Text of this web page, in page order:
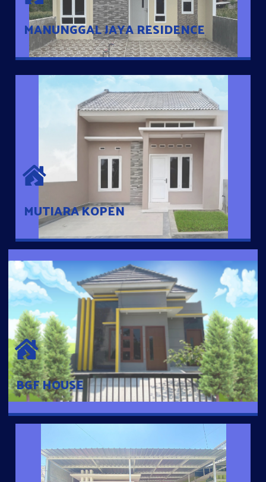
MANUNGGAL JAYA RESIDENCE
MUTIARA KOPEN
MUTIARA KOPEN
Hunian nyaman dengan suasana pedesaan. 10 menit dari pusat
kota, 2 menit dari Ring Road
BGF HOUSE
BGF HOUSE
Hunian Mewah Pusat Kota dengan fasilitas Free Desain, Dapur,
Parkir Mobil dengan 3 Kamar Tidur dan 2 Kamar Mandi.